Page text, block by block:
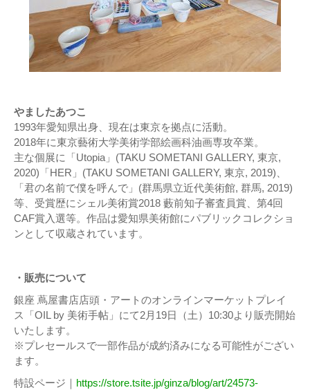
やましたあつこ
1993年愛知県出身、現在は東京を拠点に活動。
2018年に東京藝術大学美術学部絵画科油画専攻卒業。
主な個展に「Utopia」(TAKU SOMETANI GALLERY, 東京,
2020)「HER」(TAKU SOMETANI GALLERY, 東京, 2019)、
「君の名前で僕を呼んで」(群馬県立近代美術館, 群馬, 2019)
等、受賞歴にシェル美術賞2018 藪前知子審査員賞、第4回
CAF賞入選等。作品は愛知県美術館にパブリックコレクショ
ンとして収蔵されています。
・販売について
銀座 蔦屋書店店頭・アートのオンラインマーケットプレイ
ス「OIL by 美術手帖」にて2月19日（土）10:30より販売開始
いたします。
※プレセールスで一部作品が成約済みになる可能性がござい
ます。
特設ページ｜ https://store.tsite.jp/ginza/blog/art/24573-